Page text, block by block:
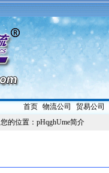
首页| 物流公司 贸易公司
您的位置：pHqghUme简介